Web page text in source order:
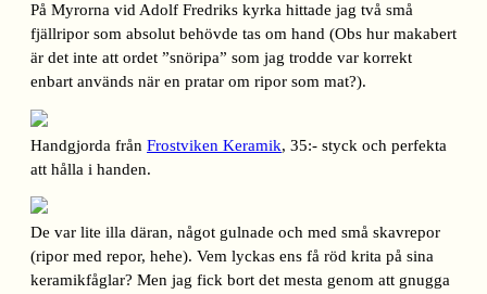
På Myrorna vid Adolf Fredriks kyrka hittade jag två små
fjällripor som absolut behövde tas om hand (Obs hur makabert
är det inte att ordet ”snöripa” som jag trodde var korrekt
enbart används när en pratar om ripor som mat?).
Handgjorda från Frostviken Keramik, 35:- styck och perfekta
att hålla i handen.
De var lite illa däran, något gulnade och med små skavrepor
(ripor med repor, hehe). Vem lyckas ens få röd krita på sina
keramikfåglar? Men jag fick bort det mesta genom att gnugga